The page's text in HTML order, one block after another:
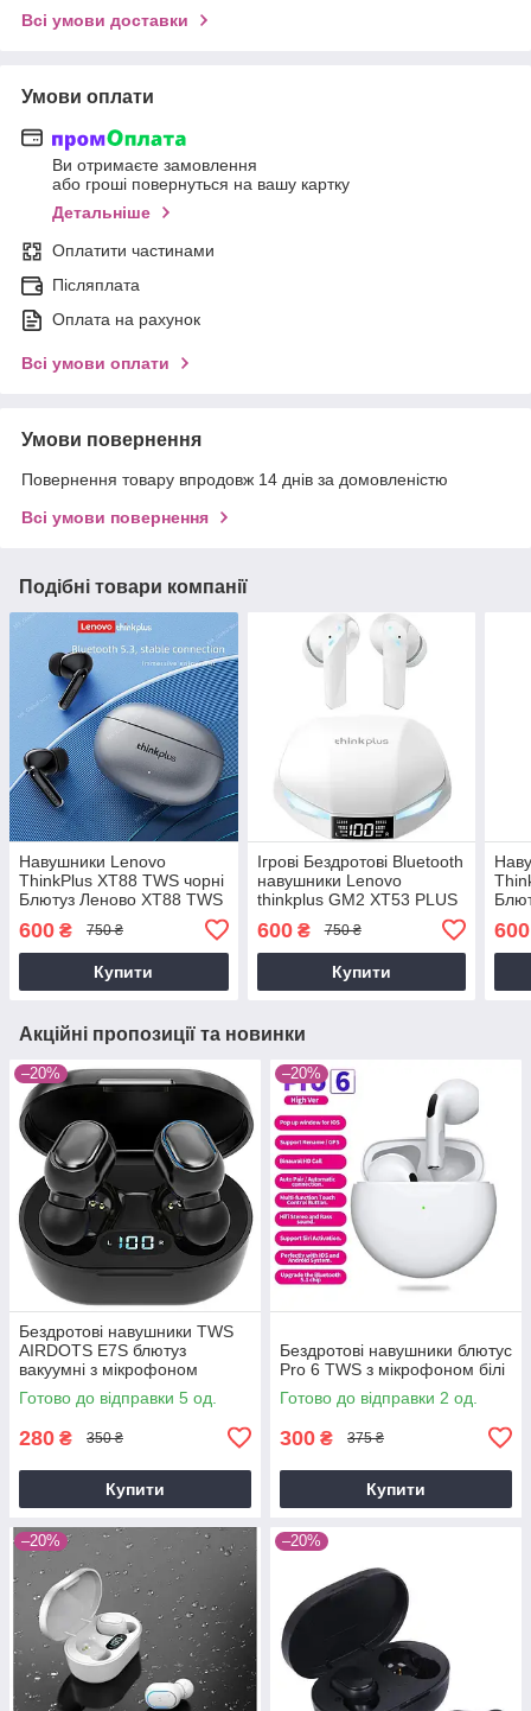
Всі умови доставки
Умови оплати
Ви отримаєте замовлення
або гроші повернуться на вашу картку
Детальніше
Оплатити частинами
Післяплата
Оплата на рахунок
Всі умови оплати
Умови повернення
Повернення товару впродовж 14 днів за домовленістю
Всі умови повернення
Подібні товари компанії
Навушники Lenovo
ThinkPlus XT88 TWS чорні
Блютуз Леново XT88 TWS
600 ₴ 750 ₴
Купити
Ігрові Бездротові Bluetooth
навушники Lenovo
thinkplus GM2 XT53 PLUS
600₴ 750 ₴
Купити
600
Акційні пропозиції та новинки
–20%
Бездротові навушники TWS
AIRDOTS E7S блютуз
вакуумні з мікрофоном
Bluetooth 5,0 чорний без
коробки
Готово до відправки 5 од.
280 ₴ 350 ₴
Купити
–20%
Бездротові навушники блютус
Pro 6 TWS з мікрофоном білі
Готово до відправки 2 од.
300 ₴ 375 ₴
Купити
–20% –20%